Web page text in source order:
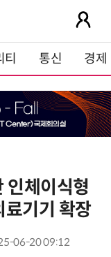
통신 경제
인체이식형
기기 확장
06-20 09:12